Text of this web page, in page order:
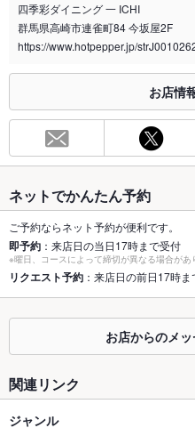
一部喫煙席あり、その
ペースあります。
※2020年4月1日～受動喫煙対策に関する法律
合わせください。
総席数 88席(連雀町交差点近
最大宴会収
30人(個室宴会最大30名
個室 あり ：8室
あり ：ゆったりくつろ
ソファー なし
四季彩ダイニング 一 ICHI
群馬県高崎市連雀町84 今坂屋2F
https://www.hotpepper.jp/
お店情
ネットでかんたん予約
ご予約ならネット予約が便利です。
即予約 ：来店日の当日17時まで受付
※曜日、コースによって締切が異なる場合があ
リクエスト予約 ：来店日の前日17時
お店からのメ
関連リンク
ジャンル